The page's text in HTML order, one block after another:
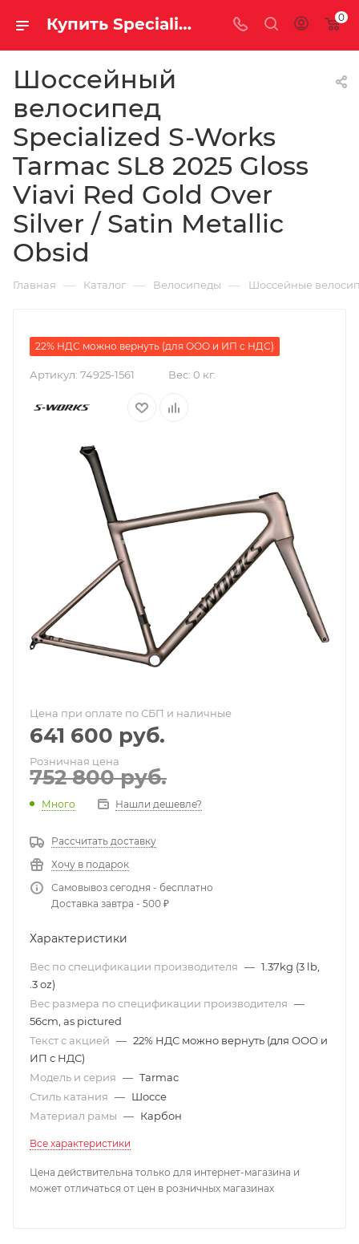
Купить Specialized S-Works Tarmac SL8 2025 Gloss Viavi Red Gold Over Silver / Satin Metallic Obsid на за 641600.00000000 руб. в Саратове и Энгельсе в рассрочку или кредит выгодно 0
Шоссейный
велосипед
Specialized S-Works
Tarmac SL8 2025 Gloss
Viavi Red Gold Over
Silver / Satin Metallic
Obsid
Главная — Каталог — Велосипеды — Шоссейные
22% НДС можно вернуть (для ООО и ИП с НДС)
Артикул: 74925-1561 Вес: 0 кг.
Цена при оплате по СБП и наличные
641 600 руб.
Розничная цена
752 800руб.
Много Нашли дешевле?
Рассчитать доставку
Хочу в подарок
Самовывоз сегодня - бесплатно
Доставка завтра - 500 ₽
Характеристики
Вес по спецификации производителя — 1.37kg (3 lb,
.3 oz)
Вес размера по спецификации производителя —
56cm, as pictured
Текст с акцией — 22% НДС можно вернуть (для ООО и
ИП с НДС)
Модель и серия — Tarmac
Стиль катания — Шоссе
Материал рамы — Карбон
Все характеристики
Цена действительна только для интернет-магазина и
может отличаться от цен в розничных магазинах